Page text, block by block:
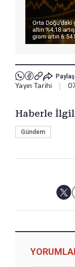
Paylaş
Yayın Tarihi
Haberle
Gündem